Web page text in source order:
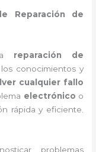
Reparación de
reparación de
los conocimientos y
cualquier fallo
electrónico o
rápida y eficiente.
problemas